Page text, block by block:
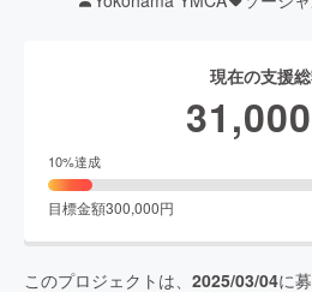
現在の支援
31,000
10%達成
目標金額300,000円
このプロジェクトは、 2025/03/04に